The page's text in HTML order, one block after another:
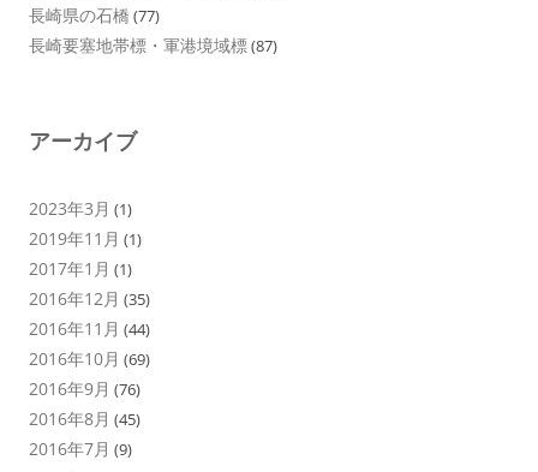
長崎県の石橋 (77)
長崎要塞地帯標・軍港境域標(87)
アーカイブ
2023年3月 (1)
2019年11月 (1)
2017年1月 (1)
2016年12月 (35)
2016年11月 (44)
2016年10月 (69)
2016年9月 (76)
2016年8月 (45)
2016年7月 (9)